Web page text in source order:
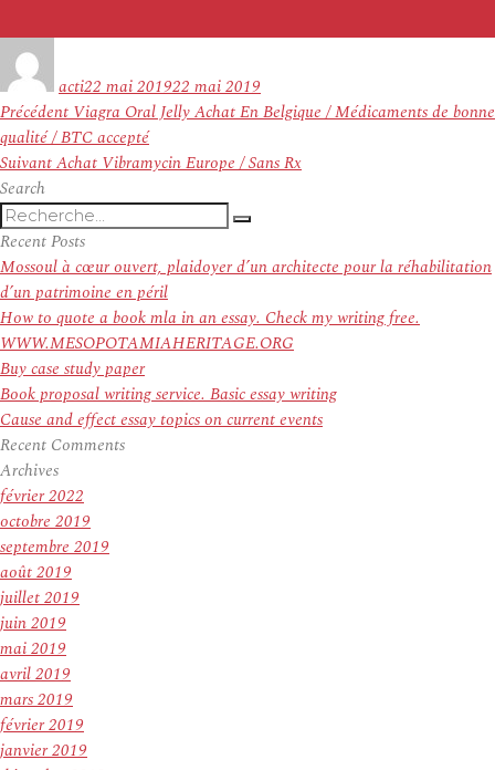
actile
22 mai 201922 mai 2019
Navigation
de
l’article
Précédent Article
précédent :
Viagra Oral Jelly Achat En Belgique / Médicaments de bonne
qualité / BTC accepté
SuivantArticle
Achat Vibramycin Europe / Sans Rx
Search
Recherche
pour
:
Recherche
Recent Posts
Mossoul à cœur ouvert, plaidoyer d’un architecte pour la réhabilitation
d’un patrimoine en péril
How to quote a book mla in an essay. Check my writing free.
WWW.MESOPOTAMIAHERITAGE.ORG
Buy case study paper
Book proposal writing service. Basic essay writing
Cause and effect essay topics on current events
Recent Comments
Archives
février 2022
octobre 2019
septembre 2019
août 2019
juillet 2019
juin 2019
mai 2019
avril 2019
mars 2019
février 2019
janvier 2019